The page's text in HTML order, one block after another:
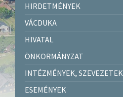
HIRDETMÉNYEK
VÁCDUKA
HIVATAL
ÖNKORMÁNYZAT
INTÉZMÉNYEK, SZEVEZETEK
ESEMÉNYEK